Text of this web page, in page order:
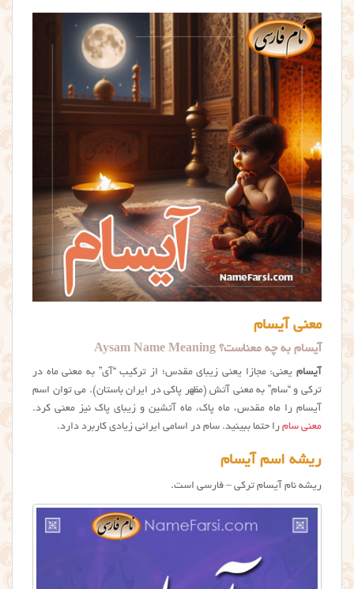
معنی آیسام
آیسام به چه معناست؟ Aysam Name Meaning
آیسام یعنی: مجازا یعنی زیبای مقدس؛ از ترکیب “آی” به معنی ماه در
ترکی و “سام” به معنی آتش (مظهر پاکی در ایران باستان). می توان اسم
آيسام را ماه مقدس، ماه پاک، ماه آتشین و زیبای پاک نیز معنی کرد.
معنی سام را حتما ببینید. سام در اسامی ایرانی زیادی کاربرد دارد.
ریشه اسم آیسام
ریشه نام آیسام ترکی – فارسی است.